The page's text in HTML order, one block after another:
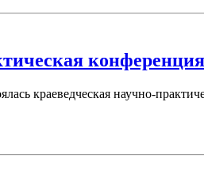
краеведческая научно-